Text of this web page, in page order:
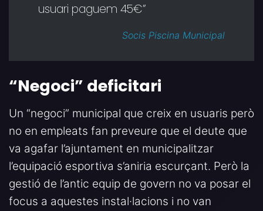
usuari paguem 45€”
Socis Piscina Municipal
“Negoci” deficitari
Un “negoci” municipal que creix en usuaris però
no en empleats fan preveure que el deute que
va agafar l’ajuntament en municipalitzar
l’equipació esportiva s’aniria escurçant. Però la
gestió de l’antic equip de govern no va posar el
focus a aquestes instal·lacions i no van